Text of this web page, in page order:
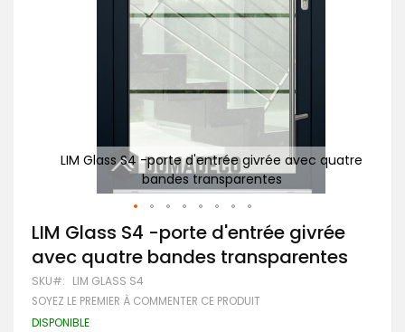
LIM Glass S4 -porte d'entrée givrée avec quatre
bandes transparentes
Passer
au
début
de
la
Galerie
d’images
LIM Glass S4 -porte d'entrée givrée
avec quatre bandes transparentes
SKU LIM GLASS S4
SOYEZ LE PREMIER À COMMENTER CE PRODUIT
DISPONIBLE